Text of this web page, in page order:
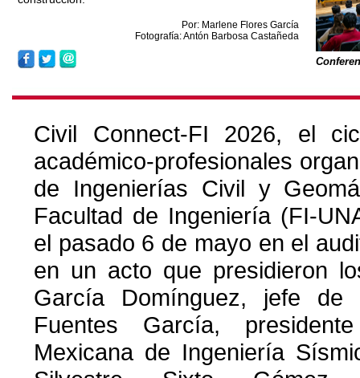
Por: Marlene Flores García
Fotografía: Antón Barbosa Castañeda
Civil Connect-FI 2026, el
académico-profesionales
de Ingenierías Civil y
Facultad de Ingeniería (FI-
el pasado 6 de mayo en el
en un acto que presidieron
García Domínguez, jefe
Fuentes García,
Mexicana de Ingeniería